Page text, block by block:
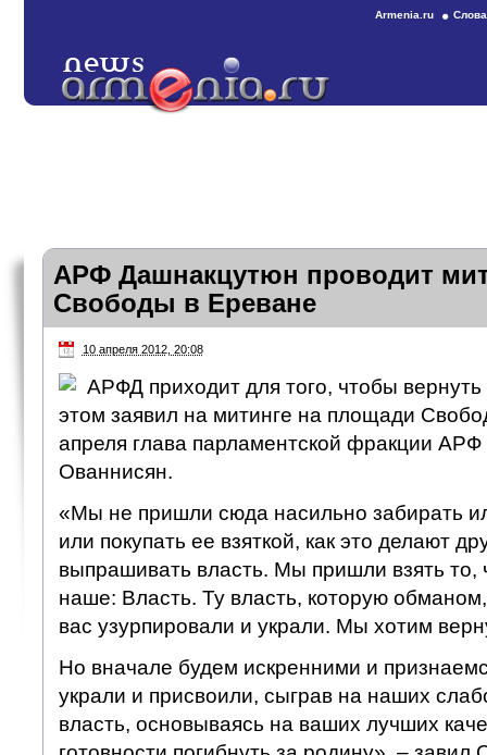
Armenia.ru
АРФ Дашнакцутюн проводит
Свободы в Ереване
10 апреля 2012, 20:08
АРФД приходит для того, чтобы
этом заявил на митинге на площади
апреля глава парламентской фракции
Ованнисян.
«Мы не пришли сюда насильно забирать
или покупать ее взяткой, как это делают
выпрашивать власть. Мы пришли взять то,
наше: Власть. Ту власть, которую
вас узурпировали и украли. Мы хотим
Но вначале будем искренними и
украли и присвоили, сыграв на наших
власть, основываясь на ваших лучших